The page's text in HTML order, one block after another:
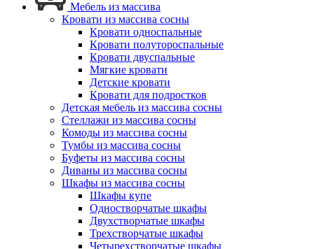
Мебель из массива
Кровати из массива сосны
Кровати односпальные
Кровати полутороспальные
Кровати двуспальные
Мягкие кровати
Детские кровати
Кровати для подростков
Детская мебель из массива сосны
Стеллажи из массива сосны
Комоды из массива сосны
Тумбы из массива сосны
Буфеты из массива сосны
Диваны из массива сосны
Шкафы из массива сосны
Шкафы купе
Одностворчатые шкафы
Двухстворчатые шкафы
Трехстворчатые шкафы
Четырехстворчатые шкафы